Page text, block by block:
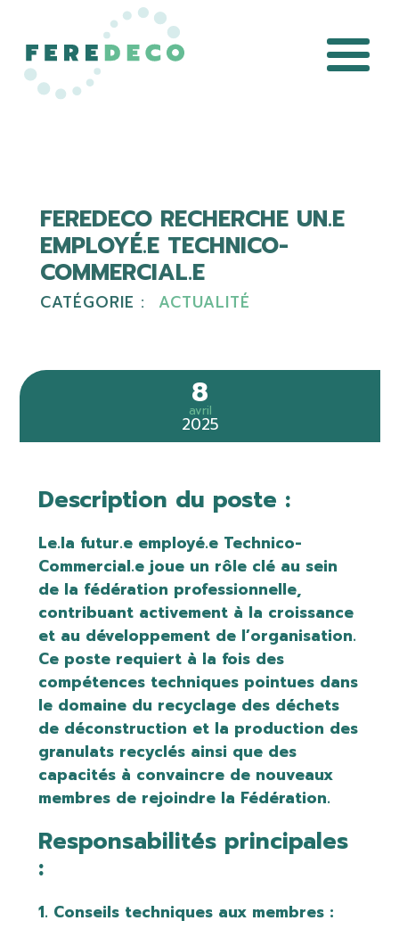
FEREDECO RECHERCHE UN.E
EMPLOYÉ.E TECHNICO-
COMMERCIAL.E
CATÉGORIE : ACTUALITÉ
8
avril
2025
Description du poste :
Le.la futur.e employé.e Technico-
Commercial.e joue un rôle clé au sein
de la fédération professionnelle,
contribuant activement à la croissance
et au développement de l’organisation.
Ce poste requiert à la fois des
compétences techniques pointues dans
le domaine du recyclage des déchets
de déconstruction et la production des
granulats recyclés ainsi que des
capacités à convaincre de nouveaux
membres de rejoindre la Fédération.
Responsabilités principales
:
1. Conseils techniques aux membres :